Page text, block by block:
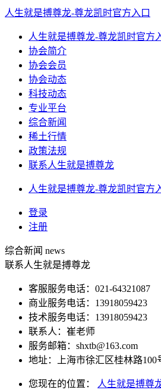
人生就是搏尊龙-尊龙凯时官方入口
人生就是搏尊龙-尊龙凯时官方
协会简介
协会会员
协会动态
科技动态
专业平台
综合新闻
稀土行情
政策法规
联系人生就是搏尊龙
人生就是搏尊龙-尊龙凯时官方
登录
注册
综合新闻 news
联系人生就是搏尊龙
客服服务电话：021-64321087
商业服务电话：13918059423
技术服务电话：13918059423
联系人：崔老师
服务邮箱： shxtb@163.com
地址：上海市徐汇区桂林路100
您现在的位置： 人生就是搏尊